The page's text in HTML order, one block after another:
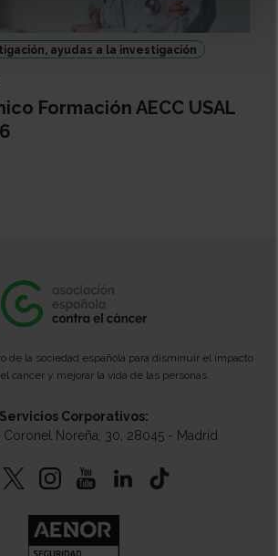
ayudas a la investigación
Formación AECC USAL
de la sociedad española para disminuir el impacto
cáncer y mejorar la vida de las personas.
Servicios Corporativos:
Coronel Noreña, 30, 28045 - Madrid